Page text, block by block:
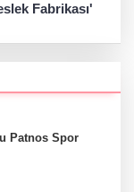
Fabrikası'
Patnos Spor